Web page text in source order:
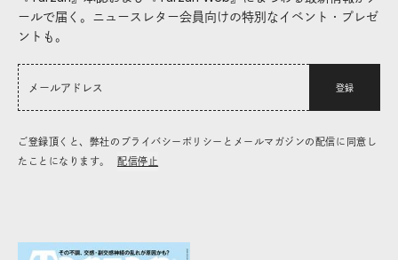
ールで届く。ニュースレター会員向けの特別なイベント・プレゼ
ントも。
登録
ご登録頂くと、弊社のプライバシーポリシーとメールマガジンの配信に同意し
たことになります。
配信停止